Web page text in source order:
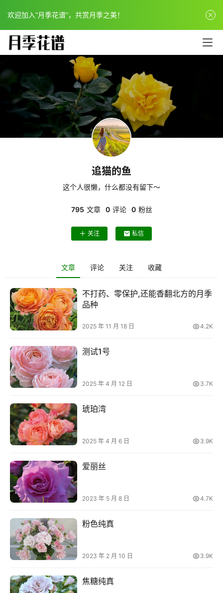
欢迎加入“月季花谱”，共赏月季之美！
藤
本
月
季
灌
木
季
蔷
薇
玫
瑰
栽
养
护
常
见
问
登录
追猫的鱼
这个人很懒，什么都没有留下～
795 文章 0 评论 0 粉丝
关注 私信
文章 评论 关注 收藏
不打药、零保护,还能香翻北方的月季
品种
2025 年 11 月 18 日 4.2K
测试1号
2025 年 4 月 12 日 3.7K
琥珀湾
2025 年 4 月 6 日 3.9K
爱丽丝
2023 年 5 月 8 日 4.7K
粉色纯真
2023 年 2 月 10 日 3.9K
焦糖纯真